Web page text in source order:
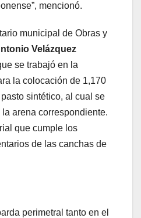
mencionó.
municipal de Obras y
Velázquez
se trabajó en la
la colocación de 1,170
sintético, al cual se
arena correspondiente.
que cumple los
de las canchas de
perimetral tanto en el